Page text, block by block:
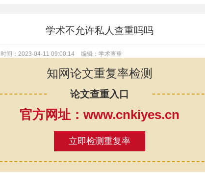
学术不允许私人查重吗吗
时间：2023-04-11 09:00:14 编辑：学术查重
知网论文重复率检测
论文查重入口
官方网址：www.cnkiyes.cn
立即检测重复率